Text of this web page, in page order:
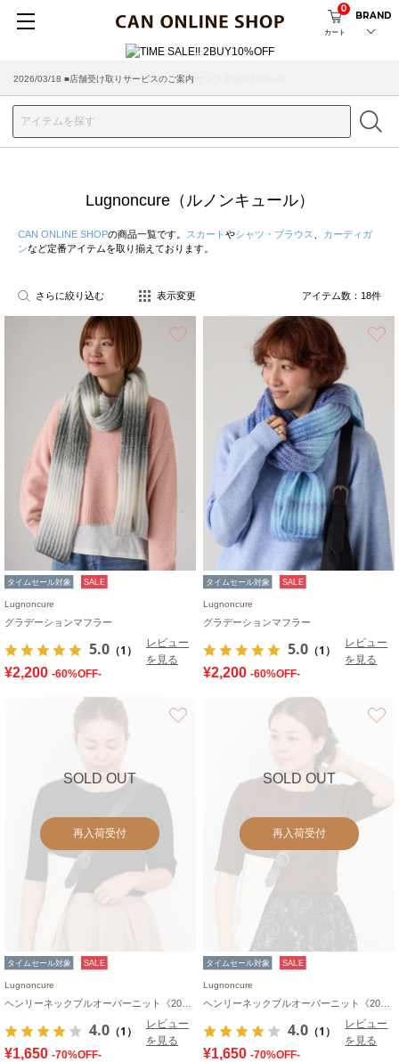
カート
0
BRAND
2026/08/04 ■8/13(木)AM2:00～サイトメンテナンス実施のお知らせ
2026/03/18 ■店舗受け取りサービスのご案内
Lugnoncure（ルノンキュール）
CAN ONLINE SHOPの商品一覧です。 スカート やシャツ・ブラウス
カーディガ
ンなど定番アイテムを取り揃えております。
さらに絞り込む 表示変更 アイテム数： 18件
タイムセール対象 SALE
Lugnoncure
グラデーションマフラー
5.0 （1）
レビュー
を見る
¥2,200 -60%OFF-
タイムセール対象 SALE
Lugnoncure
グラデーションマフラー
5.0 （1）
レビュー
を見る
¥2,200 -60%OFF-
SOLD OUT
再入荷受付
タイムセール対象 SALE
Lugnoncure
4.0 （1）
レビュー
を見る
¥1,650 -70%OFF-
SOLD OUT
再入荷受付
タイムセール対象 SALE
Lugnoncure
4.0 （1）
レビュー
を見る
¥1,650 -70%OFF-